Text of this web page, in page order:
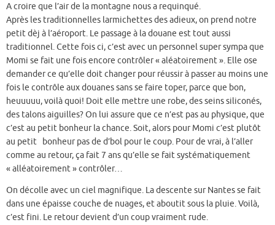
A croire que l’air de la montagne nous a requinqué.
Après les traditionnelles larmichettes des adieux, on prend notre
petit dèj à l’aéroport. Le passage à la douane est tout aussi
traditionnel. Cette fois ci, c’est avec un personnel super sympa que
Momi se fait une fois encore contrôler « aléatoirement ». Elle ose
demander ce qu’elle doit changer pour réussir à passer au moins une
fois le contrôle aux douanes sans se faire toper, parce que bon,
heuuuuu, voilà quoi! Doit elle mettre une robe, des seins siliconés,
des talons aiguilles? On lui assure que ce n’est pas au physique, que
c’est au petit bonheur la chance. Soit, alors pour Momi c’est plutôt
au petit bonheur pas de d’bol pour le coup. Pour de vrai, à l’aller
comme au retour, ça fait 7 ans qu’elle se fait systématiquement
« alléatoirement » contrôler…
On décolle avec un ciel magnifique. La descente sur Nantes se fait
dans une épaisse couche de nuages, et aboutit sous la pluie. Voilà,
c’est fini. Le retour devient d’un coup vraiment rude.